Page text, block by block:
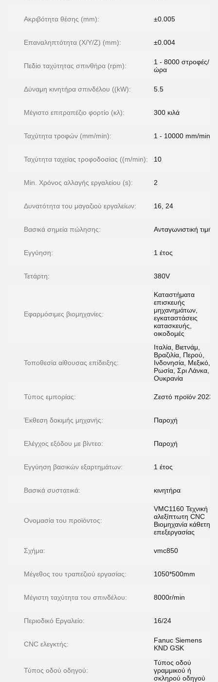
Ακριβότητα θέσης (mm): ±0.005
Επαναληπτότητα (X/Y/Z) (mm): ±0.004
Πεδίο ταχύτητας σπινθήρα (rpm):
1 - 8000 στροφές/
ώρα
Δύναμη κινητήρα σπινδέλου ((kW): 5.5
Μέγιστο επιτραπέζιο φορτίο (κλ): 300 κιλά
Ταχύτητα τροφών (mm/min): 1 - 10000 mm/min
Ταχύτητα ταχείας τροφοδοσίας ((m/min): 10
Min. Χρόνος αλλαγής εργαλείου (s): 2
Δυνατότητα του μαγαζιού εργαλείων: 16, 24
Βασικά σημεία πώλησης: Ανταγωνιστική τιμή
Εγγύηση: 1 έτος
Τετάρτη: 380V
Εφαρμόσιμες βιομηχανίες:
Καταστήματα
επισκευής
μηχανημάτων,
εγκαταστάσεις
κατασκευής,
οικοδομές
Τοποθεσία αίθουσας επίδειξης:
Ιταλία, Βιετνάμ,
Βραζιλία, Περού,
Ινδονησία, Μεξικό,
Ρωσία, Σρι Λάνκα,
Ουκρανία
Τύπος εμπορίας: Ζεστό προϊόν 2023
Έκθεση δοκιμής μηχανής: Παροχή
Ελέγχος εξόδου με βίντεο: Παροχή
Εγγύηση βασικών εξαρτημάτων: 1 έτος
Βασικά συστατικά: κινητήρα
Ονομασία του προϊόντος:
VMC1160 Τεχνική
αλεξίπτωτη CNC
Βιομηχανία κάθετης
επεξεργασίας
Σχήμα: vmc850
Μέγεθος του τραπεζιού εργασίας: 1050*500mm
Μέγιστη ταχύτητα του σπινδέλου: 8000r/min
Περιοδικό Εργαλείο: 16/24
CNC ελεγκτής:
Fanuc Siemens
KND GSK
Τύπος οδού οδηγού:
Τύπος οδού
γραμμικού ή
σκληρού οδηγού